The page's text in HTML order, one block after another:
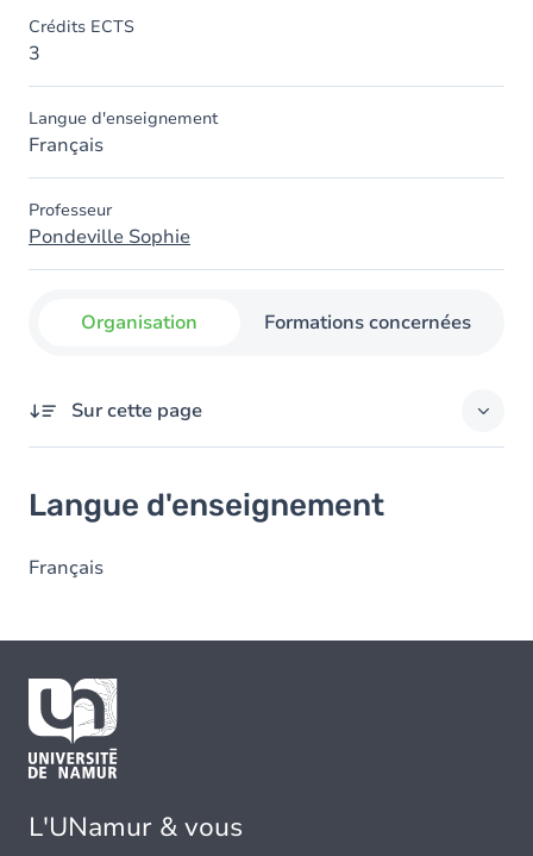
Crédits ECTS
3
Langue d'enseignement
Français
Professeur
Pondeville Sophie
Organisation Formations concernées
Sur cette page
Langue d'enseignement
Français
L'UNamur & vous